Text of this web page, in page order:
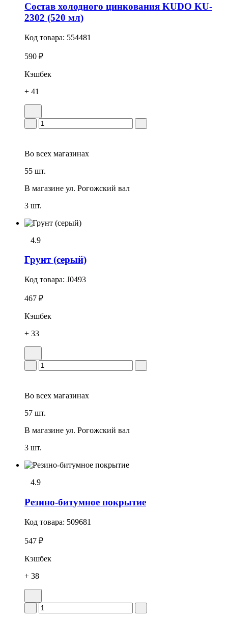
Состав холодного цинкования KUDO KU-
2302 (520 мл)
Код товара: 554481
590 ₽
Кэшбек
+ 41
Во всех магазинах
55 шт.
В магазине ул. Рогожский вал
3 шт.
4.9
Грунт (серый)
Код товара: J0493
467 ₽
Кэшбек
+ 33
Во всех магазинах
57 шт.
В магазине ул. Рогожский вал
3 шт.
4.9
Резино-битумное покрытие
Код товара: 509681
547 ₽
Кэшбек
+ 38